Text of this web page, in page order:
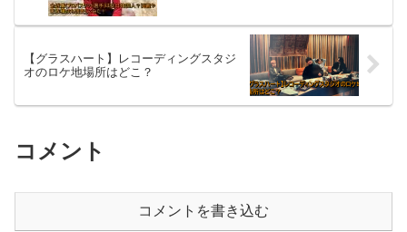
【グラスハート】レコーディングスタジ
オのロケ地場所はどこ？
コメント
コメントを書き込む